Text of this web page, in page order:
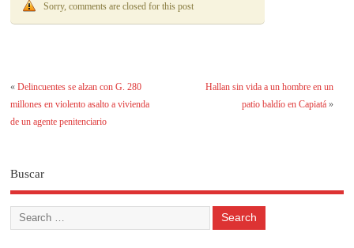
Sorry, comments are closed for this post
«Delincuentes se alzan con G. 280
millones en violento asalto a vivienda
de un agente penitenciario
Hallan sin vida a un hombre en un
patio baldío en Capiatá»
Buscar